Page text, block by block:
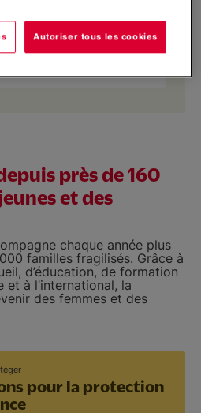
près de 160
et des
chaque année plus
familles fragilisés. Grâce à
d’éducation, de formation
et à l’international, la
des femmes et des
pour la protection
Autoriser tous les cookies